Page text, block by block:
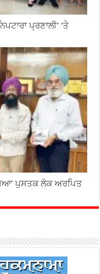
ਪ੍ਰਣਾਲੀ’ ‘ਤੇ
ਪੁਸਤਕ ਲੋਕ ਅਰਪਿਤ